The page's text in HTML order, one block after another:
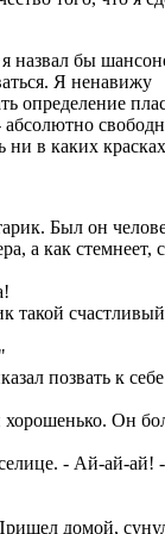
назвал бы
Я ненавижу
определение
абсолютно
ни в каких
Был он
а как стемнеет,
такой
позвать к
хорошенько. Он
- Ай-ай-ай!
домой,